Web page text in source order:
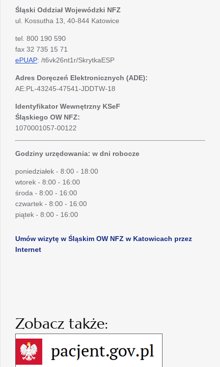
Śląski Oddział Wojewódzki NFZ
ul. Kossutha 13, 40-844 Katowice
tel. 800 190 590
fax 32 735 15 71
ePUAP: /t6vk26nt1r/SkrytkaESP
Adres Doręczeń Elektronicznych (ADE):
AE:PL-43245-47541-JDDTW-18
Identyfikator Wewnętrzny KSeF
Śląskiego OW NFZ:
1070001057-00122
Godziny urzędowania: w dni robocze
poniedziałek - 8:00 - 18:00
wtorek - 8:00 - 16:00
środa - 8:00 - 16:00
czwartek - 8:00 - 16:00
piątek - 8:00 - 16:00
Umów wizytę w Śląskim OW NFZ w Katowicach przez
Internet
Zobacz także: